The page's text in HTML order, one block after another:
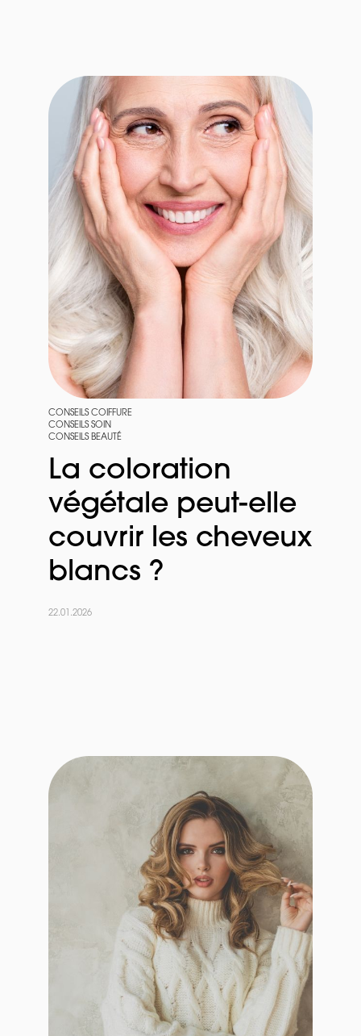
CONSEILS COIFFURE
CONSEILS SOIN
CONSEILS BEAUTÉ
La coloration
végétale peut-elle
couvrir les cheveux
blancs ?
22.01.2026